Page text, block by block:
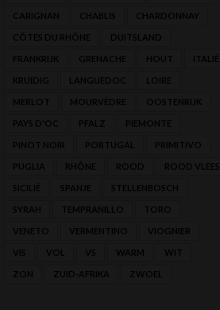
CARIGNAN CHABLIS CHARDONNAY
CÔTES DU RHÔNE DUITSLAND
FRANKRIJK GRENACHE HOUT ITALIË
KRUIDIG LANGUEDOC LOIRE
MERLOT MOURVÈDRE OOSTENRIJK
PAYS D'OC PFALZ PIEMONTE
PINOT NOIR PORTUGAL PRIMITIVO
PUGLIA RHÔNE ROOD ROOD VLEES
SICILIË SPANJE STELLENBOSCH
SYRAH TEMPRANILLO TORO
VENETO VERMENTINO VIOGNIER
VIS VOL VS WARM WIT
ZON ZUID-AFRIKA ZWOEL